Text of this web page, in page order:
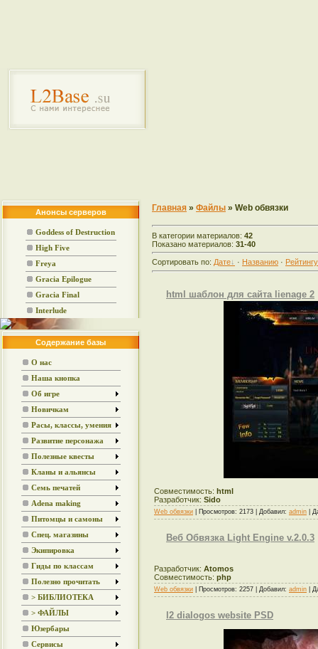
Анонсы серверов
Goddess of Destruction
High Five
Freya
Gracia Epilogue
Gracia Final
Interlude
Содержание базы
О нас
Наша кнопка
Об игре
Новичкам
Расы, классы, умения
Развитие персонажа
Полезные квесты
Кланы и альянсы
Семь печатей
Adena making
Питомцы и самоны
Спец. магазины
Экипировка
Гиды по классам
Полезно прочитать
> БИБЛИОТЕКА
> ФАЙЛЫ
Юзербары
Сервисы
Главная » Файлы » Web обвязки
В категории материалов: 42
Показано материалов: 31-40
Сортировать по: Дате · Названию · Рейтингу
html шаблон для сайта lienage 2
Совместимость: html
Разработчик: Sido
Web обвязки | Просмотров: 2173 | Добавил: admin |
Веб Обвязка Light Engine v.2.0.3
Разработчик: Atomos
Совместимость: php
Web обвязки | Просмотров: 2257 | Добавил: admin |
l2 dialogos website PSD